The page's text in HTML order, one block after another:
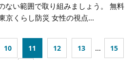
ない範囲で取り組みましょう。 無料
京くらし防災 女性の視点...
10 11 12 13 … 15